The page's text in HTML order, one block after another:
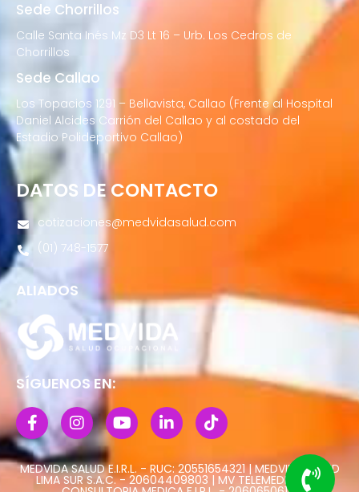
Sede Chorrillos
Calle Santa Inés Mz D3 Lt 16 – Urb. Los Cedros de
Chorrillos
Sede Callao
Los Topacios 1291 – Bellavista, Callao (Frente al Hospital
Daniel Alcides Carrión del Callao y al costado del
Estadio Polideportivo Callao)
DATOS DE CONTACTO
cotizaciones@medvidasalud.com
(01) 748-1577
ALIADOS
SÍGUENOS EN:
MEDVIDA SALUD E.I.R.L. - RUC: 20551654321 | MEDVIDA SALUD
LIMA SUR S.A.C. - 20604409803 | MV TELEMEDICINA Y